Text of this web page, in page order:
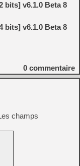
bits] v6.1.0 Beta 8
bits] v6.1.0 Beta 8
0 commentaire
champs